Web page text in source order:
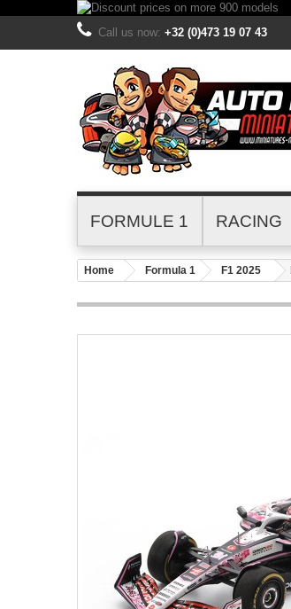
Call us now: +32 (0)473 19 07 43
FORMULE 1 RACING
Home Formula 1 F1 2025